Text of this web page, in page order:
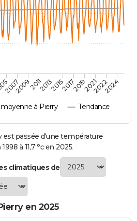
à Pierry Tendance
2007200920112013201520172019202120222024
est passée d'une température
à 11,7 °c en 2025.
climatiques de
en 2025